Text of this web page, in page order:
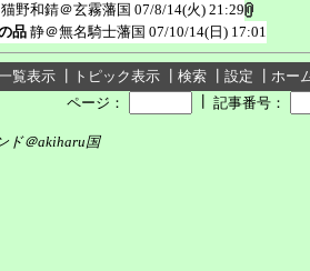
猫野和錆＠玄霧藩国 07/8/14(火) 21:29
品 静＠無名騎士藩国 07/10/14(日) 17:01
覧表示 トピック表示 検索 設定
ホー
ページ：
記事番号：
ド＠akiharu国